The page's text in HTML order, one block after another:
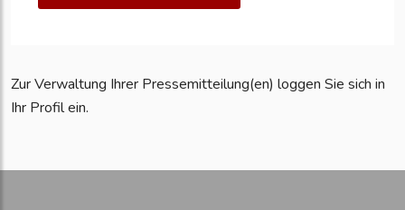
Zur Verwaltung Ihrer Pressemitteilung(en) loggen Sie sich in
Ihr Profil ein.